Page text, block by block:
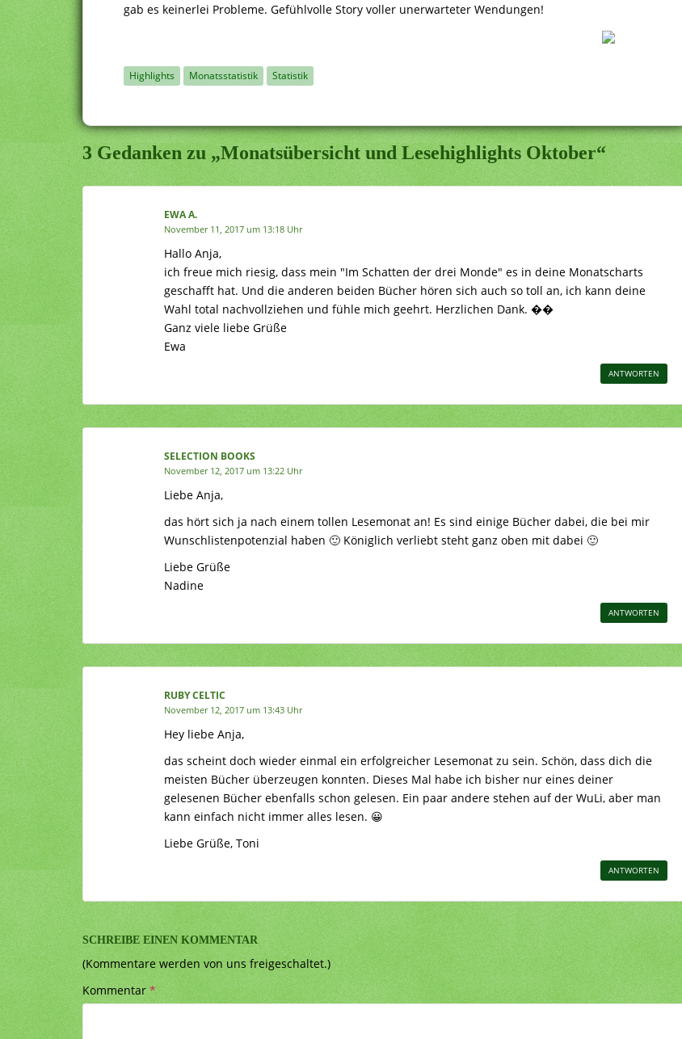
gab es keinerlei Probleme. Gefühlvolle Story voller unerwarteter Wendungen!
Highlights Monatsstatistik Statistik
3 Gedanken zu „Monatsübersicht und Lesehighlights Oktober“
EWA A.
November 11, 2017 um 13:18 Uhr
Hallo Anja,
ich freue mich riesig, dass mein "Im Schatten der drei Monde" es in deine Monatscharts
geschafft hat. Und die anderen beiden Bücher hören sich auch so toll an, ich kann deine
Wahl total nachvollziehen und fühle mich geehrt. Herzlichen Dank. ��
Ganz viele liebe Grüße
Ewa
ANTWORTEN
SELECTION BOOKS
November 12, 2017 um 13:22 Uhr
Liebe Anja,
das hört sich ja nach einem tollen Lesemonat an! Es sind einige Bücher dabei, die bei mir
Wunschlistenpotenzial haben 🙂 Königlich verliebt steht ganz oben mit dabei 🙂
Liebe Grüße
Nadine
ANTWORTEN
RUBY CELTIC
November 12, 2017 um 13:43 Uhr
Hey liebe Anja,
das scheint doch wieder einmal ein erfolgreicher Lesemonat zu sein. Schön, dass dich die
meisten Bücher überzeugen konnten. Dieses Mal habe ich bisher nur eines deiner
gelesenen Bücher ebenfalls schon gelesen. Ein paar andere stehen auf der WuLi, aber man
kann einfach nicht immer alles lesen. 😀
Liebe Grüße, Toni
ANTWORTEN
SCHREIBE EINEN KOMMENTAR
(Kommentare werden von uns freigeschaltet.)
Kommentar*